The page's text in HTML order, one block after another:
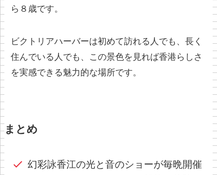
ら８歳です。
ビクトリアハーバーは初めて訪れる人でも、長く
住んでいる人でも、この景色を見れば香港らしさ
を実感できる魅力的な場所です。
まとめ
幻彩詠香江の光と音のショーが毎晩開催